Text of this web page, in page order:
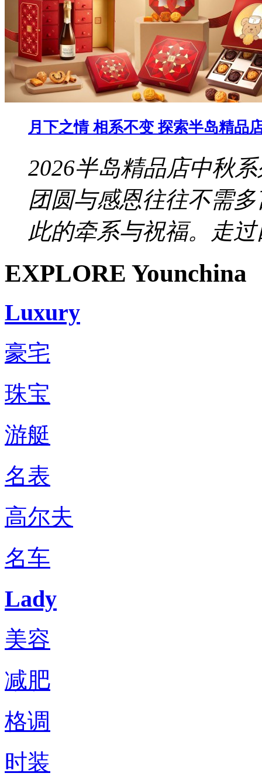
月下之情 相系不变 探索半岛精品
2026半岛精品店中秋
团圆与感恩往往不需
此的牵系与祝福。走
EXPLORE Younchina
Luxury
豪宅
珠宝
游艇
名表
高尔夫
名车
Lady
美容
减肥
格调
时装